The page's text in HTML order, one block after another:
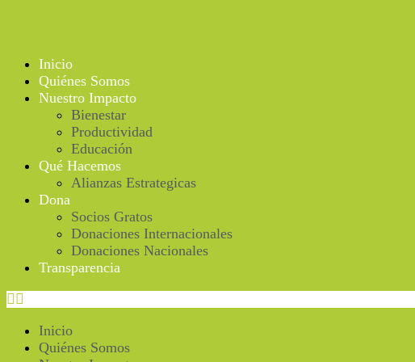
Inicio
Quiénes Somos
Nuestro Impacto
Bienestar
Productividad
Educación
Qué Hacemos
Alianzas Estrategicas
Dona
Socios Gratos
Donaciones Internacionales
Donaciones Nacionales
Transparencia
Inicio
Quiénes Somos